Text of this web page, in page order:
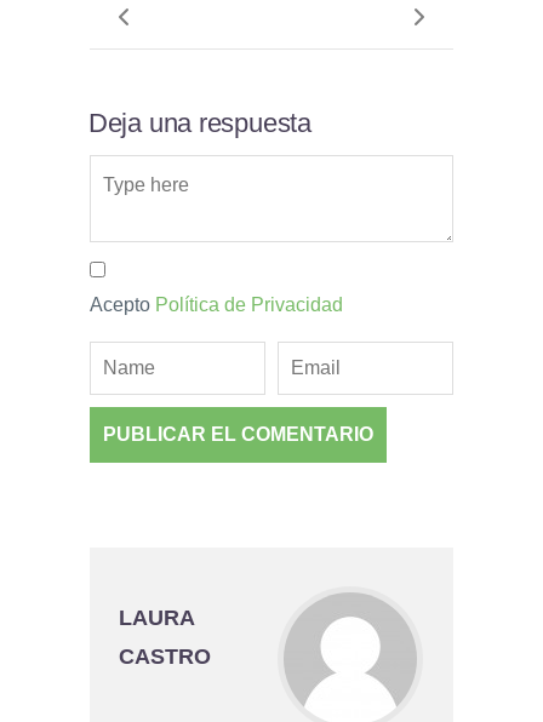
Deja una respuesta
Acepto Política de Privacidad
LAURA
CASTRO